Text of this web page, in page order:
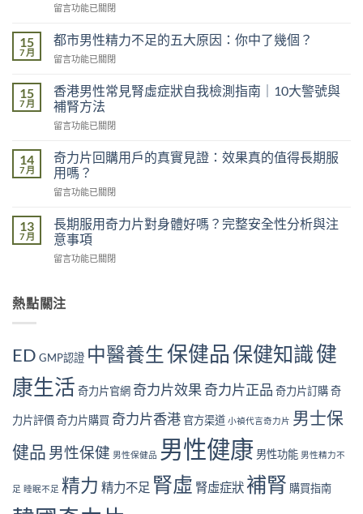
在
期
熬
夜
男
性
能
影
響
有
醫
學
角
面
解
留言功能已關閉
15
7 月
都市男性精力不足的五大原因：你中了幾個？
在
市
男
性
精
不
足
的
五
原
因：
中
個？〉
留言功能已關閉
15
7 月
香港男性常見腎虛症狀自我檢測指南｜10大警號與
補腎方法
在
港
男
性
常
腎
虛
症
狀
檢
｜
大
號
與
腎
法〉
留言功能已關閉
14
7 月
奇力片回購用戶的真實見證：效果真的值得長期服
用嗎？
在
力
片
回
購
的
證：
果
真
值
長
用
嗎？〉
留言功能已關閉
13
7 月
長期服用奇力片對身體好嗎？完整安全性分析與注
意事項
在
服
用
片
身
體
嗎？
整
性
留言功能已關閉
熱點關注
ED GMP認證 中醫養生保健品保健知識健
康生活 奇力片官網 奇力片效果 奇力片正品 奇力片訂購奇
力片評價奇力片購買 奇力片香港 官方渠道 小禎代言奇力片 男士保
健品 男性保健 男性保健品 男性健康 男性功能 男性精力不
足 睡眠不足 精力 精力不足 腎虛 腎虛症狀補腎 購買指南